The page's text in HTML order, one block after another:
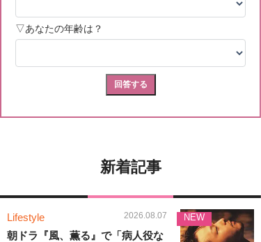
新着記事
Lifestyle 2026.08.07
朝ドラ『風、薫る』で「病人役な
NEW